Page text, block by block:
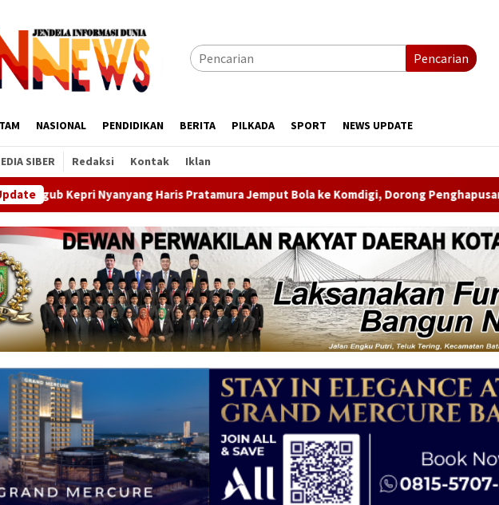
Pencarian
NASIONAL PENDIDIKAN BERITA PILKADA SPORT NEWS UPDATE
SIBER Redaksi Kontak Iklan
Jemput Bola ke Komdigi, Dorong Penghapusan Blankspot di Pulau Terluar